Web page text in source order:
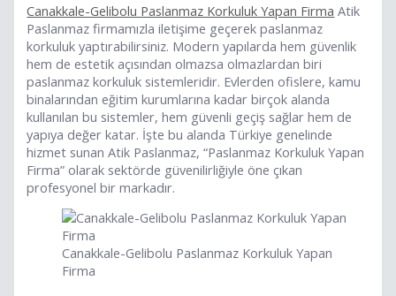
Canakkale-Gelibolu Paslanmaz Korkuluk Yapan Firma Atik
Paslanmaz firmamızla iletişime geçerek paslanmaz
korkuluk yaptırabilirsiniz. Modern yapılarda hem güvenlik
hem de estetik açısından olmazsa olmazlardan biri
paslanmaz korkuluk sistemleridir. Evlerden ofislere, kamu
binalarından eğitim kurumlarına kadar birçok alanda
kullanılan bu sistemler, hem güvenli geçiş sağlar hem de
yapıya değer katar. İşte bu alanda Türkiye genelinde
hizmet sunan Atik Paslanmaz, “Paslanmaz Korkuluk Yapan
Firma” olarak sektörde güvenilirliğiyle öne çıkan
profesyonel bir markadır.
Canakkale-Gelibolu Paslanmaz Korkuluk Yapan
Firma